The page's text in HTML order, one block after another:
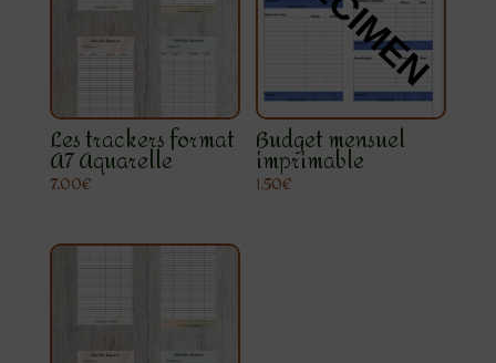
Les trackers format
A7 Aquarelle
7.00€
Budget mensuel
imprimable
1.50€